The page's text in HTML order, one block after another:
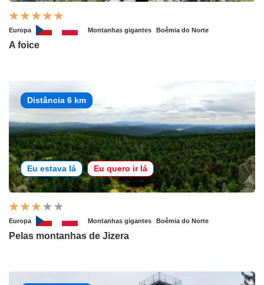
Europa Montanhas gigantes Boêmia do Norte
A foice
Distância 6 km
Eu estava lá Eu quero ir lá
Europa Montanhas gigantes Boêmia do Norte
Pelas montanhas de Jizera